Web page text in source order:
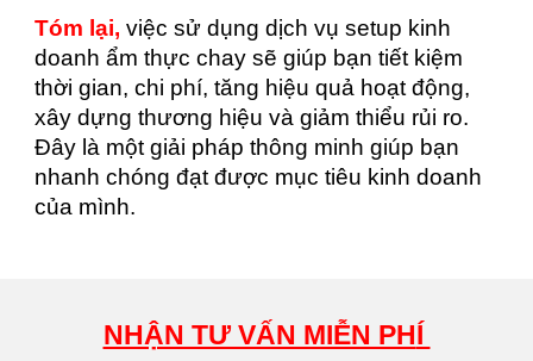
Tóm lại, việc sử dụng dịch vụ setup kinh
doanh ẩm thực chay sẽ giúp bạn tiết kiệm
thời gian, chi phí, tăng hiệu quả hoạt động,
xây dựng thương hiệu và giảm thiểu rủi ro.
Đây là một giải pháp thông minh giúp bạn
nhanh chóng đạt được mục tiêu kinh doanh
của mình.
NHẬN TƯ VẤN MIỄN PHÍ